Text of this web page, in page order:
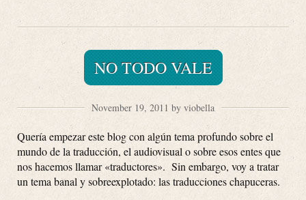
NO TODO VALE
November 19, 2011 by viobella
Quería empezar este blog con algún tema profundo sobre el
mundo de la traducción, el audiovisual o sobre esos entes que
nos hacemos llamar «traductores». Sin embargo, voy a tratar
un tema banal y sobreexplotado: las traducciones chapuceras.